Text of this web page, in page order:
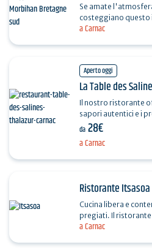
a Carnac
Se amate
costeggiano questo
quartiere Pô di
Aperto oggi
a Carnac
La Table des
Il nostro ristorante
sapori autentici e i
Accomodatevi di
da 28€
a Carnac
Ristorante Itsasoa
Cucina libera e
pregiati. Il
produttori locali, gli